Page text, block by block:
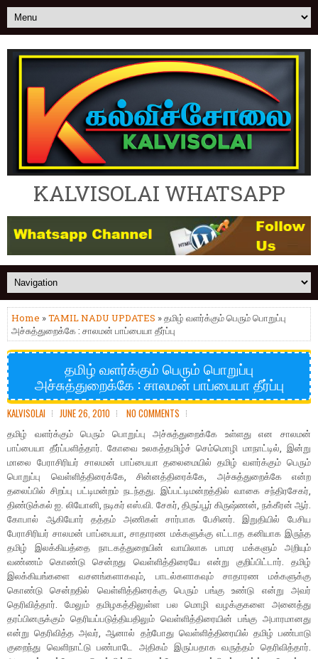
KALVISOLAI WHATSAPP
Home »TAMIL NADU UPDATES » தமிழ் வளர்க்கும் பெரும் பொறுப்பு
அச்சுத்துறைக்கே : சாலமன் பாப்பையா தீர்ப்பு
தமிழ் வளர்க்கும் பெரும் பொறுப்பு
அச்சுத்துறைக்கே : சாலமன் பாப்பையா தீர்ப்பு
KALVISOLAI JUNE 26, 2010 NO COMMENTS
தமிழ் வளர்க்கும் பெரும் பொறுப்பு அச்சுத்துறைக்கே உள்ளது என சாலமன்
பாப்பையா தீர்ப்பளித்தார். கோவை உலகத்தமிழ்ச் செம்மொழி மாநாட்டில், இன்று
மாலை பேராசிரியர் சாலமன் பாப்பையா தலைமையில் தமிழ் வளர்க்கும் பெரும்
பொறுப்பு வெள்ளித்திரைக்கே, சின்னத்திரைக்கே, அச்சுத்துறைக்கே என்ற
தலைப்பில் சிறப்பு பட்டிமன்றம் நடந்தது. இப்பட்டிமன்றத்தில் வாகை சந்திரசேகர்,
திண்டுக்கல் ஐ. லியோனி, நடிகர் எஸ்.வி. சேகர், திருப்பூர் கிருஷ்ணன், நக்கீரன் ஆர்.
கோபால் ஆகியோர் தத்தம் அணிகள் சார்பாக பேசினர். இறுதியில் பேசிய
பேராசிரியர் சாலமன் பாப்பையா, சாதாரண மக்களுக்கு எட்டாத கனியாக இருந்த
தமிழ் இலக்கியத்தை நாடகத்துறையின் வாயிலாக பாமர மக்களும் அறியும்
வண்ணம் கொண்டு சென்றது வெள்ளித்திரையே என்று குறிப்பிட்டார். தமிழ்
இலக்கியங்களை வசனங்களாகவும், பாடல்களாகவும் சாதாரண மக்களுக்கு
கொண்டு சென்றதில் வெள்ளித்திரைக்கு பெரும் பங்கு உண்டு என்று அவர்
தெரிவித்தார். மேலும் தமிழகத்திலுள்ள பல மொழி வழக்குகளை அனைத்து
தரப்பினருக்கும் தெரியப்படுத்தியதிலும் வெள்ளித்திரையின் பங்கு அபாரமானது
என்று தெரிவித்த அவர், ஆனால் தற்போது வெள்ளித்திரையில் தமிழ் பண்பாடு
குறைந்து வெளிநாட்டு பண்பாடே அதிகம் இருப்பதாக வருத்தம் தெரிவித்தார்.